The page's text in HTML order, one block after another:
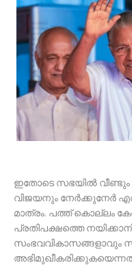
ഇതോടെ സഭയിൽ വീണ്ടും
വിജയനും നേര്‍ക്കുനേര്‍
മാത്രം. പത്ത് കൊല്ലം
പ്രതിപക്ഷത്തെ
സംഭവവികാസങ്ങളാവും